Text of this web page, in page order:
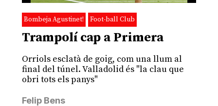
Bombeja Agustinet! Foot-ball Club
Trampolí cap a Primera
Orriols esclatà de goig, com una llum al
final del túnel. Valladolid és "la clau que
obri tots els panys"
Felip Bens